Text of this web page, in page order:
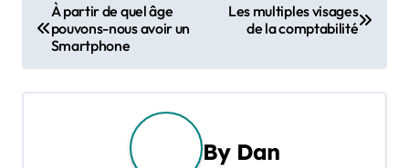
a
v
À partir de quel âge
pouvons-nous avoir un
Smartphone
Les multiples visages
de la comptabilité
By Dan